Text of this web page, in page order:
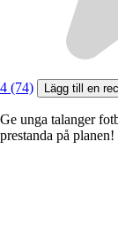
4 (74) Lägg till en
Ge unga talanger
prestanda på planen!